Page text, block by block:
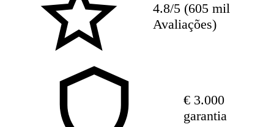
4.8/5 (605 mil
Avaliações)
€ 3.000
garantia